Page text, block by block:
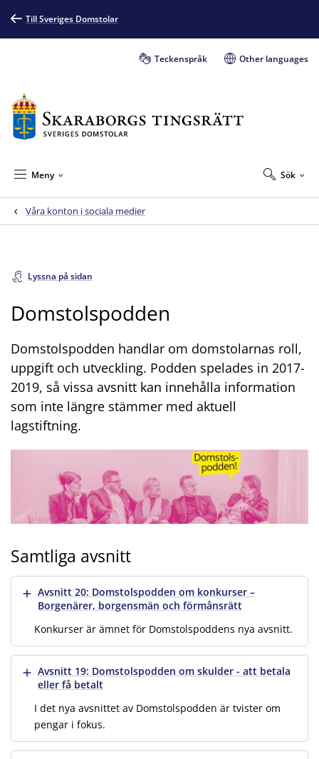
Till Sveriges Domstolar
Teckenspråk Other languages
Sök
Meny
Våra konton i sociala medier
Lyssna på sidan
Domstolspodden
Domstolspodden handlar om domstolarnas roll,
uppgift och utveckling. Podden spelades in 2017-
2019, så vissa avsnitt kan innehålla information
som inte längre stämmer med aktuell
lagstiftning.
Samtliga avsnitt
Visa merAvsnitt 20: Domstolspodden om konkurser –
Borgenärer, borgensmän och förmånsrätt
Konkurser är ämnet för Domstolspoddens nya avsnitt.
Visa merAvsnitt 19: Domstolspodden om skulder - att betala
eller få betalt
I det nya avsnittet av Domstolspodden är tvister om
pengar i fokus.